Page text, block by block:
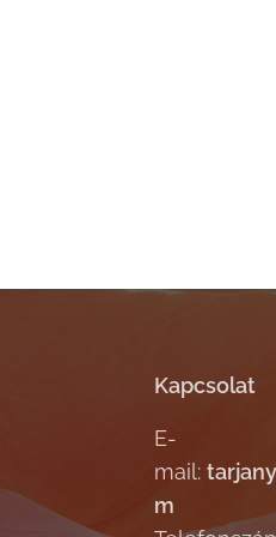
Kapcsolat
E-
mail:
m